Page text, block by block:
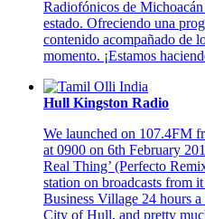
Radiofónicos de
estado. Ofreciendo una
contenido acompañado de
momento. ¡Estamos
Hull Kingston Radio
We launched on 107.4FM
at 0900 on 6th February
Real Thing’ (Perfecto
station on broadcasts from
Business Village 24 hours
City of Hull, and pretty